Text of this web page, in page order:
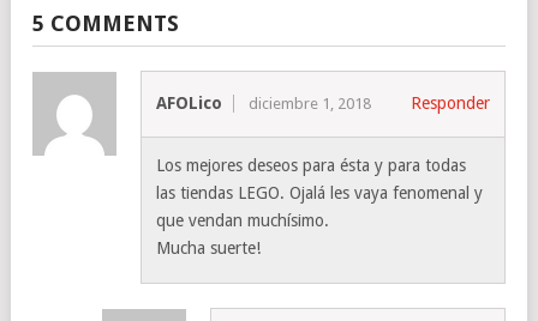
5 COMMENTS
AFOLico diciembre 1, 2018 Responder
Los mejores deseos para ésta y para todas
las tiendas LEGO. Ojalá les vaya fenomenal y
que vendan muchísimo.
Mucha suerte!